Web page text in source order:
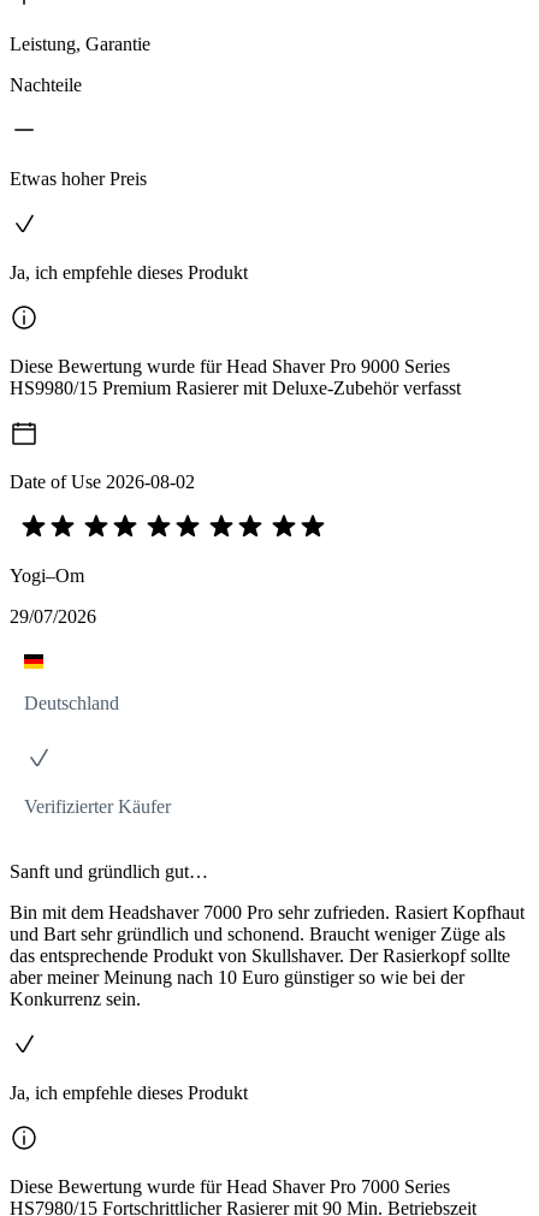
Leistung, Garantie
Nachteile
Etwas hoher Preis
Ja, ich empfehle dieses Produkt
Diese Bewertung wurde für Head Shaver Pro 9000 Series
HS9980/15 Premium Rasierer mit Deluxe-Zubehör verfasst
Date of Use 2026-08-02
Yogi–Om
29/07/2026
Deutschland
Verifizierter Käufer
Sanft und gründlich gut…
Bin mit dem Headshaver 7000 Pro sehr zufrieden. Rasiert Kopfhaut
und Bart sehr gründlich und schonend. Braucht weniger Züge als
das entsprechende Produkt von Skullshaver. Der Rasierkopf sollte
aber meiner Meinung nach 10 Euro günstiger so wie bei der
Konkurrenz sein.
Ja, ich empfehle dieses Produkt
Diese Bewertung wurde für Head Shaver Pro 7000 Series
HS7980/15 Fortschrittlicher Rasierer mit 90 Min. Betriebszeit